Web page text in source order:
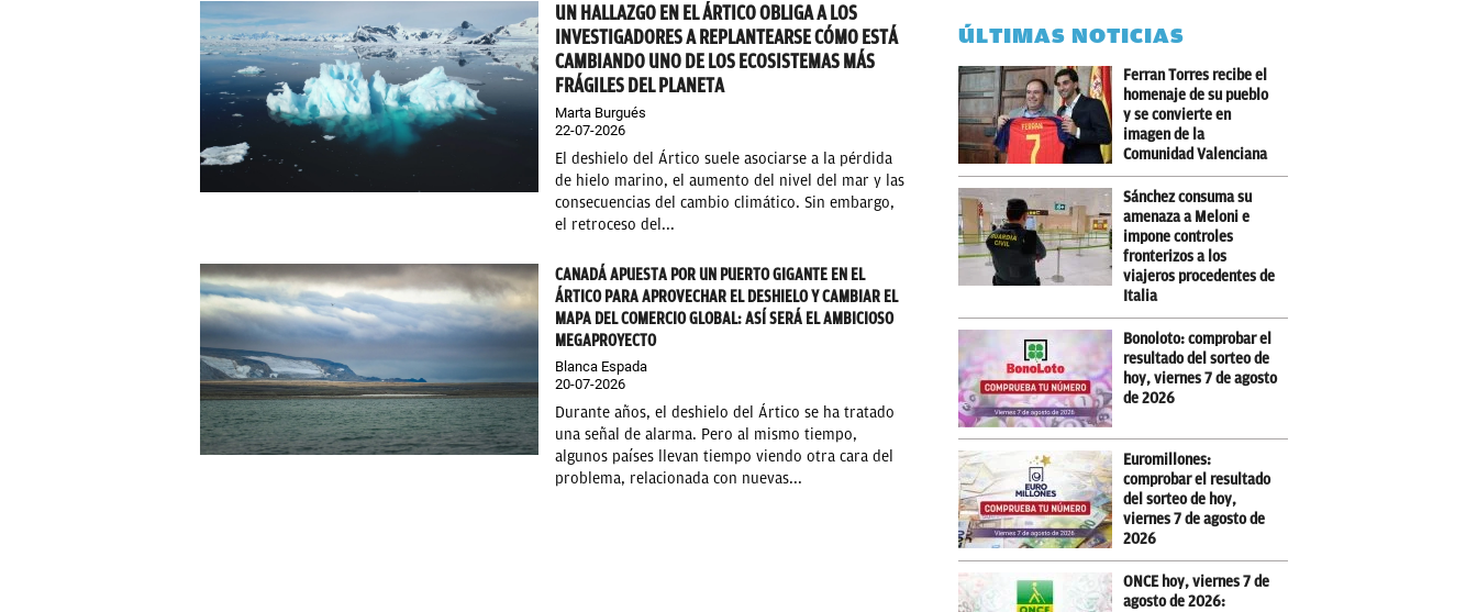
UN HALLAZGO EN EL ÁRTICO OBLIGA A LOS
INVESTIGADORES A REPLANTEARSE CÓMO ESTÁ
CAMBIANDO UNO DE LOS ECOSISTEMAS MÁS
FRÁGILES DEL PLANETA
Marta Burgués
22-07-2026
El deshielo del Ártico suele asociarse a la pérdida
de hielo marino, el aumento del nivel del mar y las
consecuencias del cambio climático. Sin embargo,
el retroceso del...
CANADÁ APUESTA POR UN PUERTO GIGANTE EN EL
ÁRTICO PARA APROVECHAR EL DESHIELO Y CAMBIAR EL
MAPA DEL COMERCIO GLOBAL: ASÍ SERÁ EL AMBICIOSO
MEGAPROYECTO
Blanca Espada
20-07-2026
Durante años, el deshielo del Ártico se ha tratado
una señal de alarma. Pero al mismo tiempo,
algunos países llevan tiempo viendo otra cara del
problema, relacionada con nuevas...
ÚLTIMAS NOTICIAS
Ferran Torres recibe el
homenaje de su pueblo
y se convierte en
imagen de la
Comunidad Valenciana
Sánchez consuma su
amenaza a Meloni e
impone controles
fronterizos a los
viajeros procedentes de
Italia
Bonoloto: comprobar el
resultado del sorteo de
hoy, viernes 7 de agosto
de 2026
Euromillones:
comprobar el resultado
del sorteo de hoy,
viernes 7 de agosto de
2026
ONCE hoy, viernes 7 de
agosto de 2026: